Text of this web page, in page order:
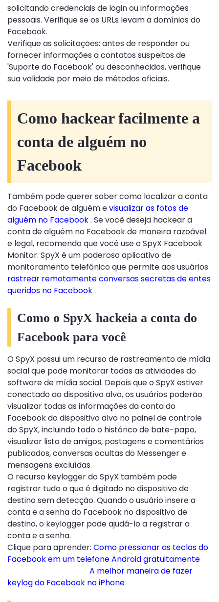
solicitando credenciais de login ou informações
pessoais. Verifique se os URLs levam a domínios do
Facebook.
Verifique as solicitações: antes de responder ou
fornecer informações a contatos suspeitos de
'Suporte do Facebook' ou desconhecidos, verifique
sua validade por meio de métodos oficiais.
Como hackear facilmente a
conta de alguém no
Facebook
Também pode querer saber como localizar a conta
do Facebook de alguém evisualizar as fotos de
alguém no Facebook. Se você deseja hackear a
conta de alguém no Facebook de maneira razoável
e legal, recomendo que você use o SpyX Facebook
Monitor. SpyX é um poderoso aplicativo de
monitoramento telefônico que permite aos usuários
rastrear remotamente conversas secretas de entes
queridos no Facebook.
Como o SpyX hackeia a conta do
Facebook para você
O SpyX possui um recurso de rastreamento de mídia
social que pode monitorar todas as atividades do
software de mídia social. Depois que o SpyX estiver
conectado ao dispositivo alvo, os usuários poderão
visualizar todas as informações da conta do
Facebook do dispositivo alvo no painel de controle
do SpyX, incluindo todo o histórico de bate-papo,
visualizar lista de amigos, postagens e comentários
publicados, conversas ocultas do Messenger e
mensagens excluídas.
O recurso keylogger do SpyX também pode
registrar tudo o que é digitado no dispositivo de
destino sem detecção. Quando o usuário insere a
conta e a senha do Facebook no dispositivo de
destino, o keylogger pode ajudá-lo a registrar a
conta e a senha.
Clique para aprender: Como pressionar as teclas do
Facebook em um telefone Android gratuitamente
A melhor maneira de fazer
keylog do Facebook no iPhone